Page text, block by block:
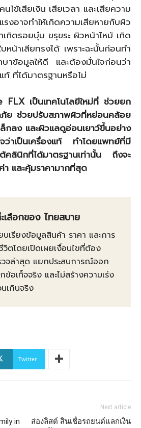
ไข้เสียเงิน เสียเวลา และเสียความ
อาจทำให้เกิดความเสียหายกับผิว
กิดรอยบุ๋ม ขรุขระ ผิวหน้าไหม้ เกิด
น้าเสียทรงได้ เพราะฉะนั้นก่อนทำ
ข้อมูลให้ดี และต้องมั่นใจก่อนว่า
ที่ได้มาตรฐานหรือไม่
FLX เป็นเทคโนโลยีใหม่ที่ ช่วยยก
ย ช่วยปรับสภาพผิวที่หย่อนคล้อย
ล็กลง และผิวแลดูอ่อนเยาว์ขึ้นอย่าง
าเป็นเครื่องแท้ ทำโดยแพทย์ที่มี
ลินิกที่ได้มาตรฐานเท่านั้น ถึงจะ
และคุ้มราคามากที่สุด
เลือกของ ไทยสบาย
บเรียงข้อมูลสินค้า ราคา และการ
วิตโดยเปิดเผยเงื่อนไขที่ต้อง
จล่าสุด แยกประสบการณ์ออก
ข้อเท็จจริง และไม่สร้างความเร่ง
เกินจริง
Twitter
in
Next article
ส่องลิสต์ สินเชื่อรถยนต์แลกเงิน